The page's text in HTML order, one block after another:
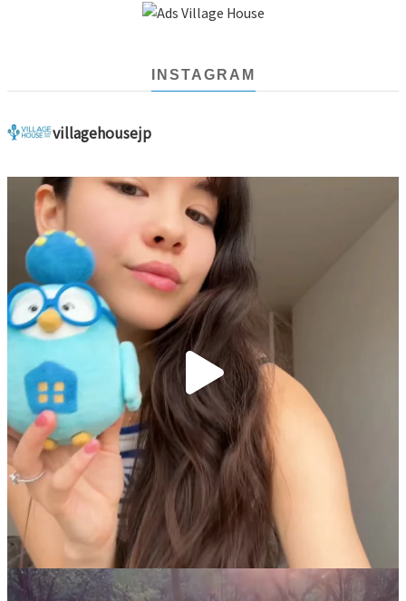
INSTAGRAM
villagehousejp